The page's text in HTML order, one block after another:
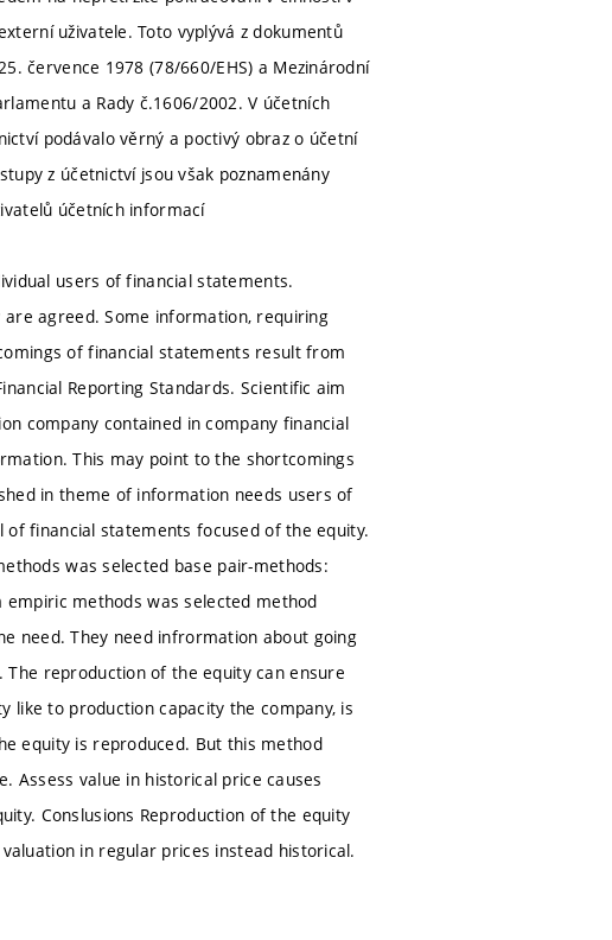
uživatele. Toto vyplývá z dokumentů
července 1978 (78/660/EHS) a Mezinárodní
a Rady č.1606/2002. V účetních
podávalo věrný a poctivý obraz o účetní
z účetnictví jsou však poznamenány
účetních informací
users of financial statements.
agreed. Some information, requiring
of financial statements result from
Reporting Standards. Scientific aim
company contained in company financial
This may point to the shortcomings
in theme of information needs users of
financial statements focused of the equity.
was selected base pair-methods:
empiric methods was selected method
need. They need infrormation about going
reproduction of the equity can ensure
like to production capacity the company, is
equity is reproduced. But this method
Assess value in historical price causes
Conslusions Reproduction of the equity
in regular prices instead historical.